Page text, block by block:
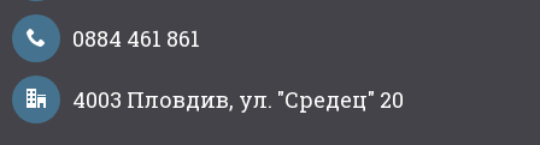
0884 461 861
4003 Пловдив, ул. "Средец" 20